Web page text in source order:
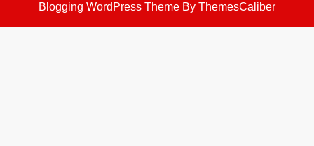
Blogging WordPress Theme By ThemesCaliber